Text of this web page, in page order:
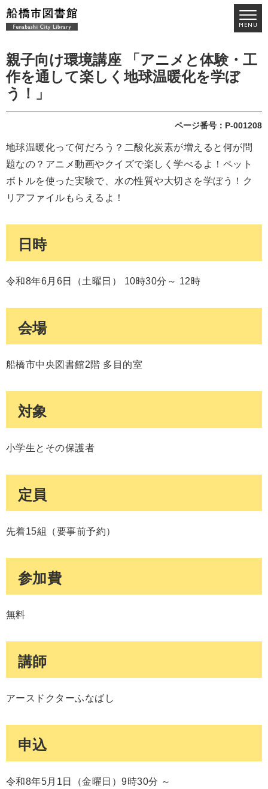
親子向け環境講座 「アニメと体験・工
作を通して楽しく地球温暖化を学ぼ
う！」
ページ番号：P-001208
地球温暖化って何だろう？二酸化炭素が増えると何が問
題なの？アニメ動画やクイズで楽しく学べるよ！ペット
ボトルを使った実験で、水の性質や大切さを学ぼう！ク
リアファイルもらえるよ！
日時
令和8年6月6日（土曜日） 10時30分～ 12時
会場
船橋市中央図書館2階 多目的室
対象
小学生とその保護者
定員
先着15組（要事前予約）
参加費
無料
講師
アースドクターふなばし
申込
令和8年5月1日（金曜日）9時30分 ～